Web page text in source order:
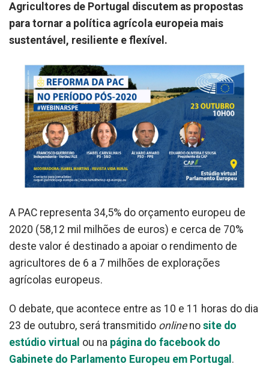
Agricultores de Portugal discutem as propostas
para tornar a política agrícola europeia mais
sustentável, resiliente e flexível.
A PAC representa 34,5% do orçamento europeu de
2020 (58,12 mil milhões de euros) e cerca de 70%
deste valor é destinado a apoiar o rendimento de
agricultores de 6 a 7 milhões de explorações
agrícolas europeus.
O debate, que acontece entre as 10 e 11 horas do dia
23 de outubro, será transmitido online no site do
estúdio virtual ou na página do facebook do
Gabinete do Parlamento Europeu em Portugal .